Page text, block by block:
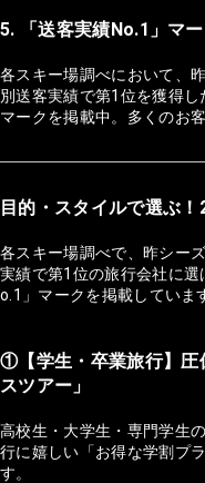
5. 「送客実績No.1」マ
各スキー場調べにおいて、
別送客実績で第1位を獲得し
マークを掲載中。多くのお
目的・スタイルで選ぶ
各スキー場調べで、昨シー
実績で第1位の旅行会社に
o.1」マークを掲載していま
①【学生・卒業旅行】圧
スツアー」
高校生・大学生・専門学生
行に嬉しい「お得な学割プ
す。